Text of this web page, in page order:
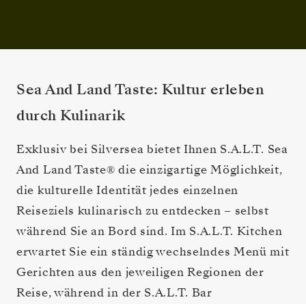
Sea And Land Taste: Kultur erleben
durch Kulinarik
Exklusiv bei Silversea bietet Ihnen S.A.L.T. Sea
And Land Taste® die einzigartige Möglichkeit,
die kulturelle Identität jedes einzelnen
Reiseziels kulinarisch zu entdecken – selbst
während Sie an Bord sind. Im S.A.L.T. Kitchen
erwartet Sie ein ständig wechselndes Menü mit
Gerichten aus den jeweiligen Regionen der
Reise, während in der S.A.L.T. Bar